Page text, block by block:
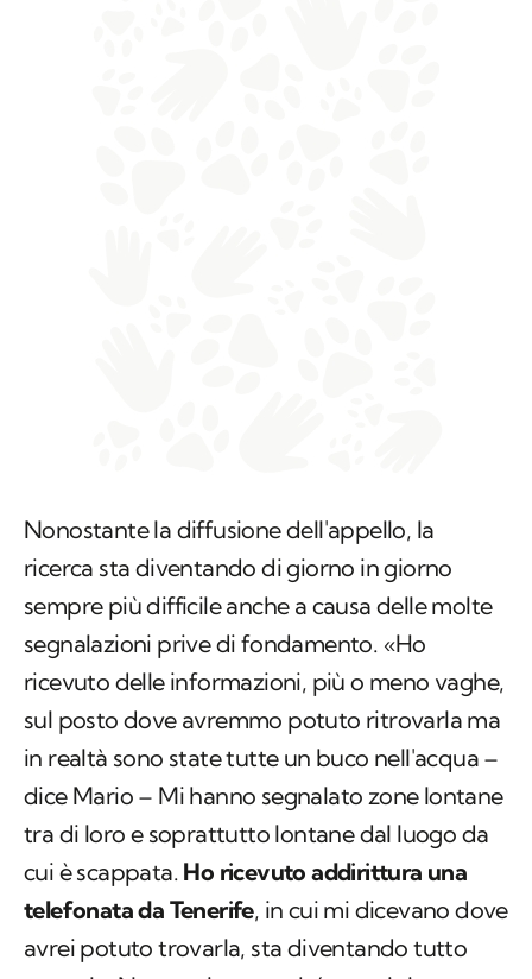
Nonostante la diffusione dell'appello, la
ricerca sta diventando di giorno in giorno
sempre più difficile anche a causa delle molte
segnalazioni prive di fondamento. «Ho
ricevuto delle informazioni, più o meno vaghe,
sul posto dove avremmo potuto ritrovarla ma
in realtà sono state tutte un buco nell'acqua –
dice Mario – Mi hanno segnalato zone lontane
tra di loro e soprattutto lontane dal luogo da
cui è scappata. Ho ricevuto addirittura una
telefonata da Tenerife, in cui mi dicevano dove
avrei potuto trovarla, sta diventando tutto